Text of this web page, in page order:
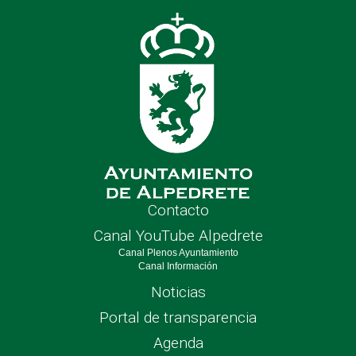
Contacto
Canal YouTube Alpedrete
Canal Plenos Ayuntamiento
Canal Información
Noticias
Portal de transparencia
Agenda